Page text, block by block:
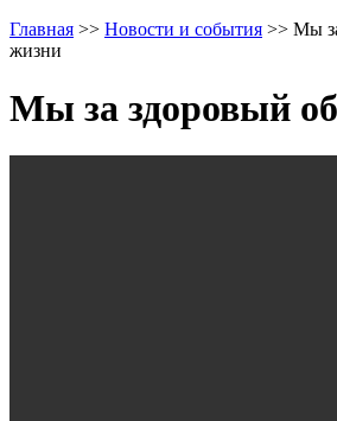
Главная >> Новости и события >> Мы
жизни
Мы за здоровый